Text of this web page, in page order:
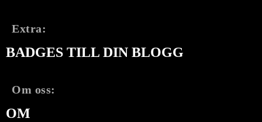
Extra:
BADGES TILL DIN BLOGG
Om oss:
OM